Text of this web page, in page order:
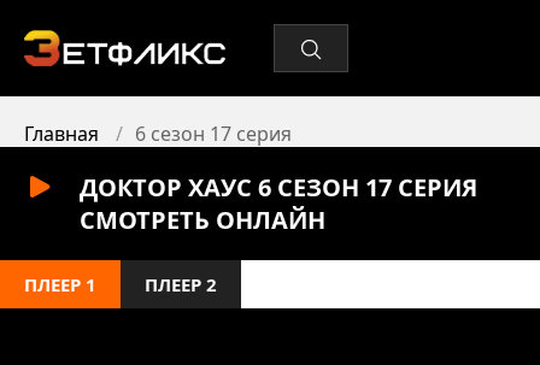
Главная 6 сезон 17 серия
ДОКТОР ХАУС 6 СЕЗОН 17 СЕРИЯ
СМОТРЕТЬ ОНЛАЙН
ПЛЕЕР 1 ПЛЕЕР 2